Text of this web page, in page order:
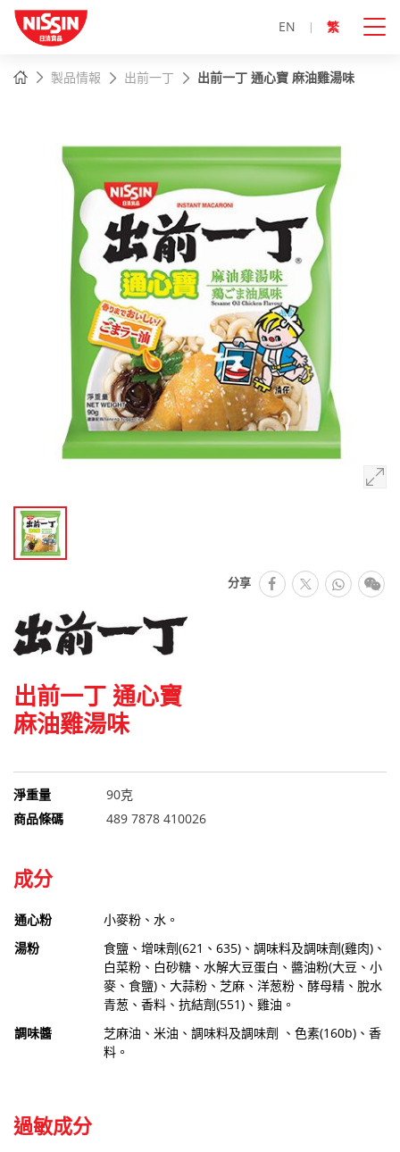
EN 繁
主頁製品情報 出前一丁 出前一丁 通心寶 麻油雞湯味
分享 facebook
推特 微
出前一丁 通心寶
麻油雞湯味
淨重量
90克
商品條碼
489 7878 410026
成分
通心粉
小麥粉、水。
湯粉
食鹽、增味劑(621、635)、調味料及調味劑(雞肉)、
白菜粉、白砂糖、水解大豆蛋白、醬油粉(大豆、小
麥、食鹽)、大蒜粉、芝麻、洋葱粉、酵母精、脫水
青葱、香料、抗結劑(551)、雞油。
調味醬
芝麻油、米油、調味料及調味劑 、色素(160b)、香
料。
過敏成分